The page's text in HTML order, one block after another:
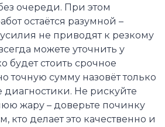
очереди. При этом
остаётся разумной –
не приводят к резкому
можете уточнить у
будет стоить срочное
точную сумму назовёт только
диагностики. Не рискуйте
жару – доверьте починку
кто делает это качественно и